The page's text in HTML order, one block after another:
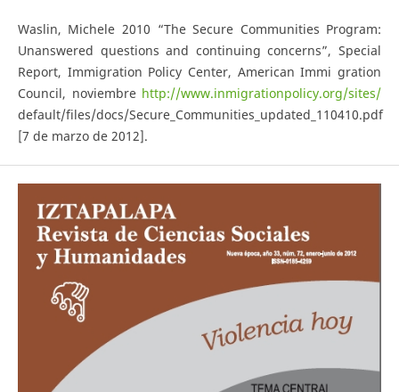
Waslin, Michele 2010 “The Secure Communities Program:
Unanswered questions and continuing concerns”, Special
Report, Immigration Policy Center, American Immi­ gration
Council, noviembre http://www.inmigrationpolicy.org/sites/
default/files/docs/Secure_Communities_updated_110410.pdf
[7 de marzo de 2012].